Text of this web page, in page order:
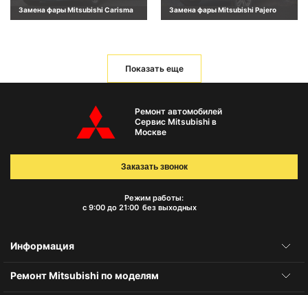
Замена фары Mitsubishi Carisma Замена фары Mitsubishi Pajero
Показать еще
Ремонт автомобилей
Сервис Mitsubishi в
Москве
Режим работы:
с 9:00 до 21:00 без выходных
Заказать звонок
Информация
Ремонт Mitsubishi по моделям